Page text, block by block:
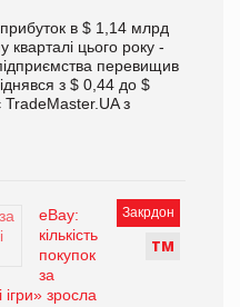
в $ 1,14 млрд
кварталі цього року -
перевищив
з $ 0,44 до $
TradeMaster.UA з
Закрдон
ТМ
eBay:
кількість
покупок
за
ігри» зросла